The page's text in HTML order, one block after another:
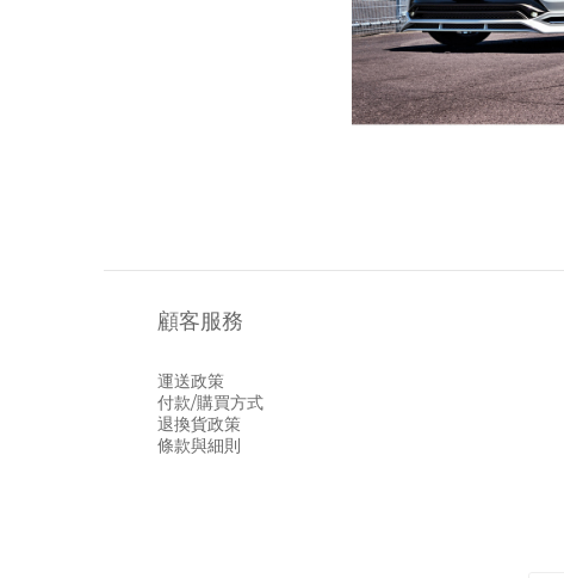
顧客服務
運送政策
付款/購買方式
退換貨政策
條款與細則